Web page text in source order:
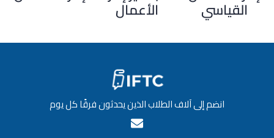
القياسي الأعمال
انضم إلى آلاف الطلاب الذين يحدثون فرقًا كل يوم